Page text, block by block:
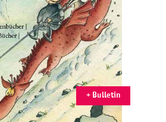
+ Bulletin